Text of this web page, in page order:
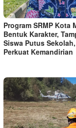
Program SRMP Kota
Bentuk Karakter,
Siswa Putus
Perkuat Kemandirian